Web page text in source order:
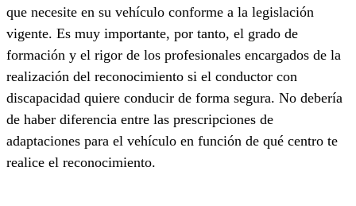
que necesite en su vehículo conforme a la legislación
vigente. Es muy importante, por tanto, el grado de
formación y el rigor de los profesionales encargados de la
realización del reconocimiento si el conductor con
discapacidad quiere conducir de forma segura. No debería
de haber diferencia entre las prescripciones de
adaptaciones para el vehículo en función de qué centro te
realice el reconocimiento.